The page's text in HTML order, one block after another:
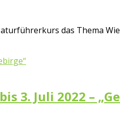
das Thema
3. Juli 2022 –